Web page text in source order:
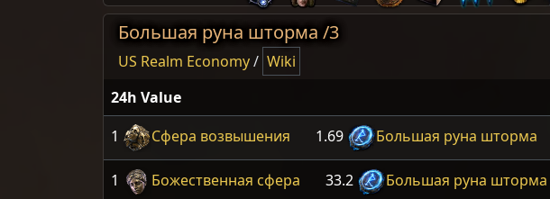
Большая руна шторма /3
US Realm Economy/ Wiki
24h Value
1
Сфера возвышения 1.69 Большая руна шторма
1 Божественная сфера 33.2 Большая руна шторма